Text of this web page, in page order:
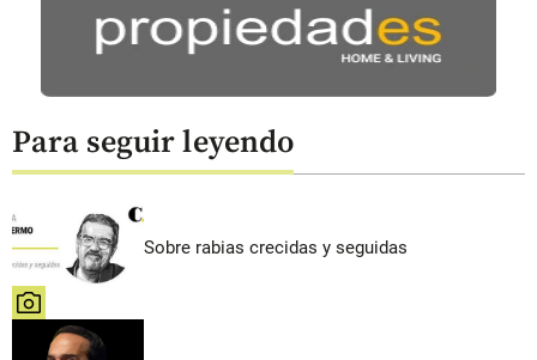
Para seguir leyendo
Sobre rabias crecidas y seguidas
share